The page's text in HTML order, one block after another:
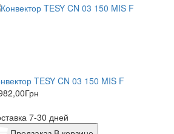
TESY CN 03 150 MIS F
Грн
7-30 дней